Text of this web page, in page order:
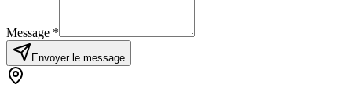
Message *
Envoyer le message